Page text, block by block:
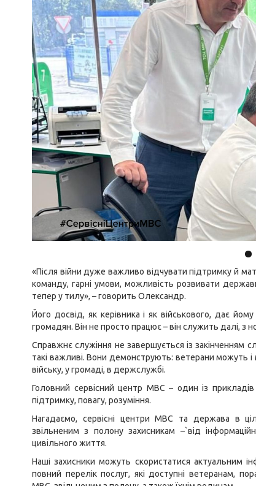
«Після війни дуже важливо відчувати підтримку й
команду, гарні умови, можливість розвивати
тепер у тилу», – говорить Олександр.
Його досвід, як керівника і як військового, дає
громадян. Він не просто працює – він служить далі, з
Справжнє служіння не завершується із
такі важливі. Вони демонструють: ветерани можуть
війську, у громаді, в держслужбі.
Головний сервісний центр МВС – один із
підтримку, повагу, розуміння.
Нагадаємо, сервісні центри МВС та держава в
звільненим з полону захисникам –`від
цивільного життя.
Наші захисники можуть скористатися актуальним
повний перелік послуг, які доступні ветеранам,